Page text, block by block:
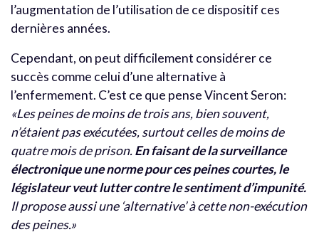
l’augmentation de l’utilisation de ce dispositif ces
dernières années.
Cependant, on peut difficilement considérer ce
succès comme celui d’une alternative à
l’enfermement. C’est ce que pense Vincent Seron:
«Les peines de moins de trois ans, bien souvent,
n’étaient pas exécutées, surtout celles de moins de
quatre mois de prison.En faisant de la surveillance
électronique une norme pour ces peines courtes, le
législateur veut lutter contre le sentiment d’impunité.
Il propose aussi une ‘alternative’ à cette non-exécution
des peines.»